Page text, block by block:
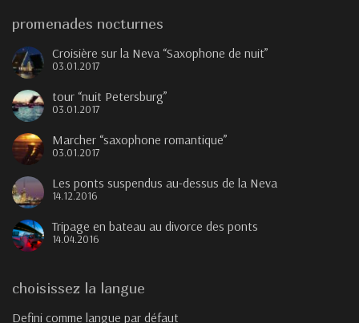
promenades nocturnes
Croisière sur la Neva “Saxophone de nuit”
03.01.2017
tour “nuit Petersburg”
03.01.2017
Marcher “saxophone romantique”
03.01.2017
Les ponts suspendus au-dessus de la Neva
14.12.2016
Tripage en bateau au divorce des ponts
14.04.2016
choisissez la langue
Defini comme langue par défaut